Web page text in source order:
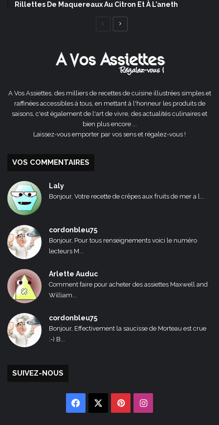
Rillettes De Maquereaux Au Citron Et À L’aneth
Page
A Vos Assiettes, des milliers de recettes de cuisine illustrées simples et
raffinées accessibles à tous, en mettant à l'honneur les produits de
saisons, c'est également de l'art de vivre, des actualités culinaires et
bien plus encore ...
Laissez-vous emporter par vos sens et régalez-vous !
VOS COMMENTAIRES
Laly
Bonjour, Votre recette de crêpes aux fruits de mer a l...
cordonbleu75
Bonjour, Pour tous renseignements voici le numéro
lecteurs M...
Arlette Auduc
Comment faire pour acheter des assiettes Maxwell and
William...
cordonbleu75
Bonjour, Effectivement la saucisse de Morteau est crue
:-) B...
SUIVEZ-NOUS
Facebook PinterestInstagram